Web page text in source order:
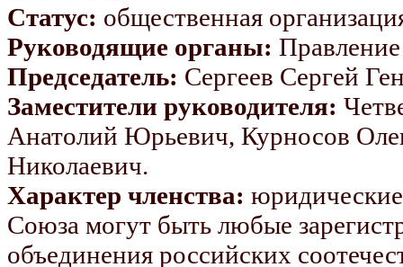
Статус: общественная
Руководящие органы: Правление
Председатель: Сергеев Сергей
Заместители руководителя:
Анатолий Юрьевич, Курносов
Николаевич.
Характер членства:
Союза могут быть любые
объединения российских